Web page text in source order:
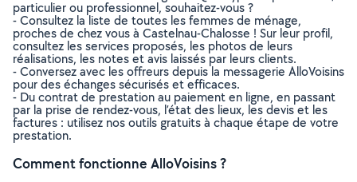
particulier ou professionnel, souhaitez-vous ?
- Consultez la liste de toutes les femmes de ménage,
proches de chez vous à Castelnau-Chalosse ! Sur leur profil,
consultez les services proposés, les photos de leurs
réalisations, les notes et avis laissés par leurs clients.
- Conversez avec les offreurs depuis la messagerie AlloVoisins
pour des échanges sécurisés et efficaces.
- Du contrat de prestation au paiement en ligne, en passant
par la prise de rendez-vous, l’état des lieux, les devis et les
factures : utilisez nos outils gratuits à chaque étape de votre
prestation.
Comment fonctionne AlloVoisins ?